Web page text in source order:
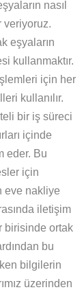
nasıl
veriyoruz.
eşyaların
kullanmaktır.
için her
kullanılır.
bir iş süreci
içinde
eder. Bu
için
eve nakliye
iletişim
birisinde ortak
bu
bilgilerin
üzerinden